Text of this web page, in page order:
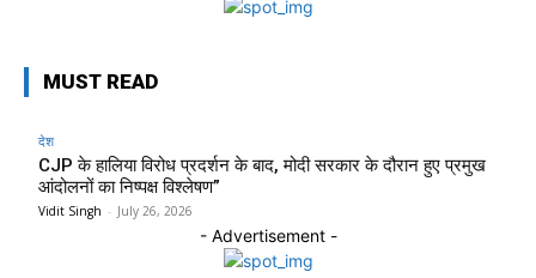
MUST READ
देश
CJP के हालिया विरोध प्रदर्शन के बाद, मोदी सरकार के दौरान हुए प्रमुख
आंदोलनों का निष्पक्ष विश्लेषण”
Vidit Singh - July 26, 2026
- Advertisement -